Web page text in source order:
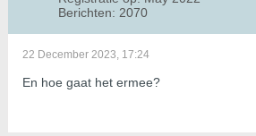
Berichten: 2070
22 December 2023, 17:24
En hoe gaat het ermee?